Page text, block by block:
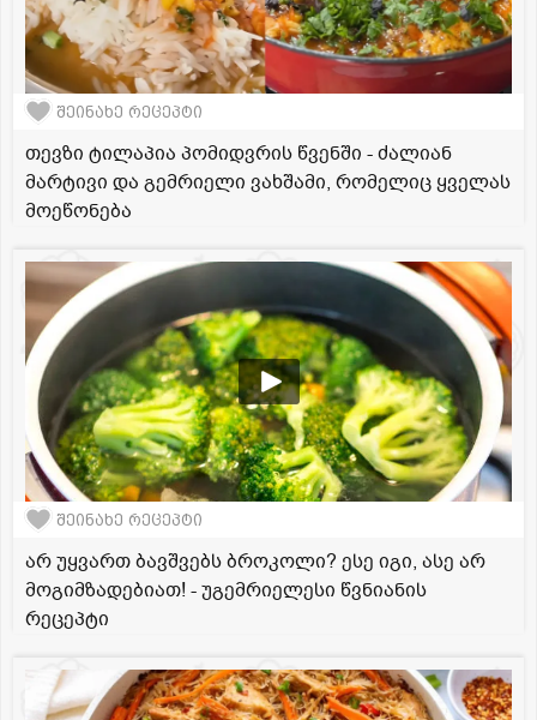
შეინახე რეცეპტი
თევზი ტილაპია პომიდვრის წვენში - ძალიან
მარტივი და გემრიელი ვახშამი, რომელიც ყველას
მოეწონება
შეინახე რეცეპტი
არ უყვართ ბავშვებს ბროკოლი? ესე იგი, ასე არ
მოგიმზადებიათ! - უგემრიელესი წვნიანის
რეცეპტი